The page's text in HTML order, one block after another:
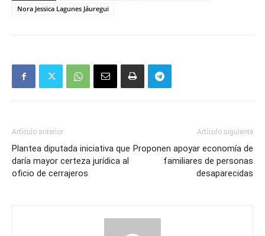
Nora Jessica Lagunes Jáuregui
Artículo anterior
Plantea diputada iniciativa que
daría mayor certeza jurídica al
oficio de cerrajeros
Artículo siguiente
Proponen apoyar economía de
familiares de personas
desaparecidas